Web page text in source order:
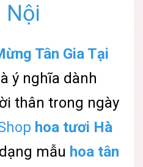
Nội
Tân Gia Tại
ý nghĩa dành
thân trong ngày
hoa tươi Hà
mẫu hoa tân